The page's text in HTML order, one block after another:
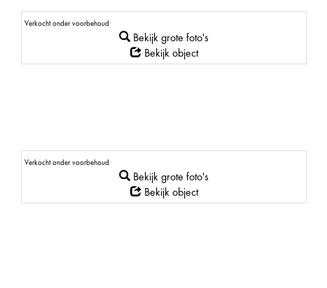
Verkocht onder voorbehoud
Bekijk grote foto's
Bekijk object
Verkocht onder voorbehoud
Bekijk grote foto's
Bekijk object